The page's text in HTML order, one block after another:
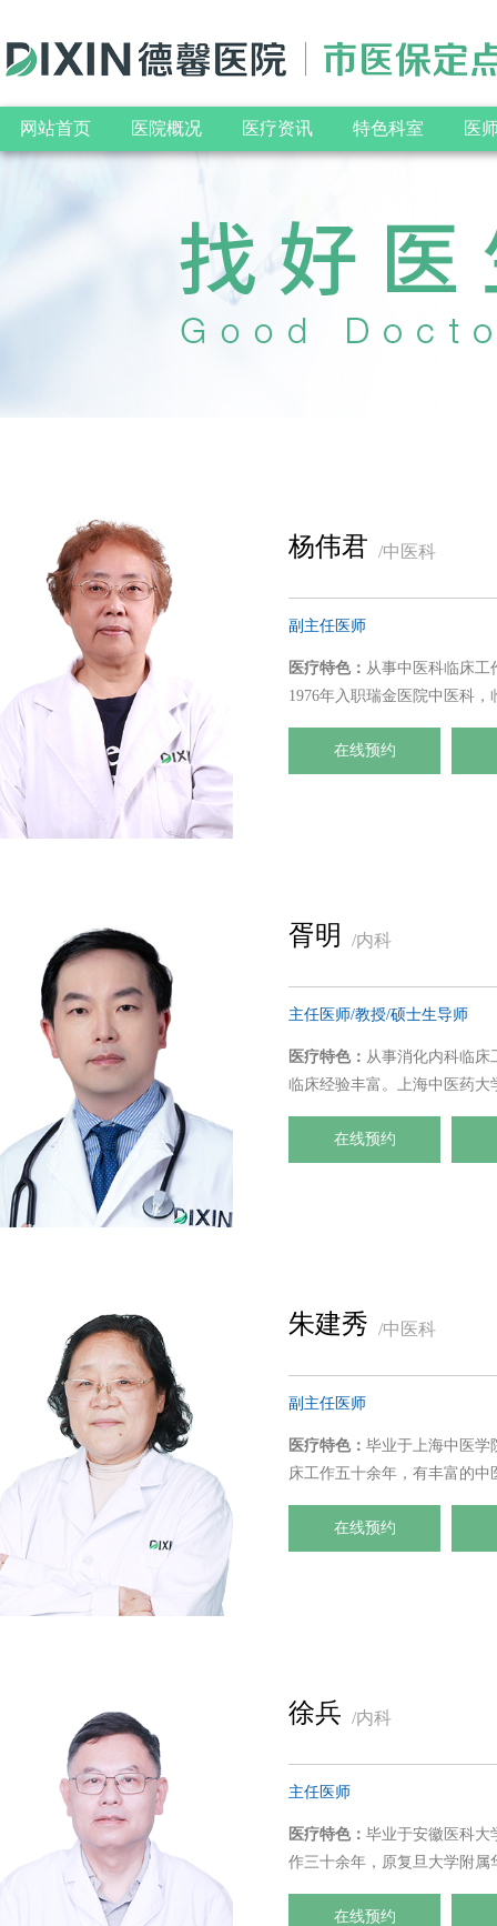
网站首页 医院概况 医疗资讯 特色科室 医
专家专病排班表
杨伟君 /中医科
副主任医师
医疗特色： 从事中医科临床工
1976年入职瑞金医院中医科，
专业擅长月经不调、不孕不育
在线预约
胥明 /内科
主任医师/教授/硕士生导师
医疗特色： 从事消化内科临床
临床经验丰富。上海中医药大
人民医院消化科兼内镜中心主
在线预约
朱建秀 /中医科
副主任医师
医疗特色： 毕业于上海中医学
床工作五十余年，有丰富的中
经验和扎实的医学理论基础。
在线预约
徐兵 /内科
主任医师
医疗特色： 毕业于安徽医科大
作三十余年，原复旦大学附属
院大内科副主任兼心内科主任
在线预约